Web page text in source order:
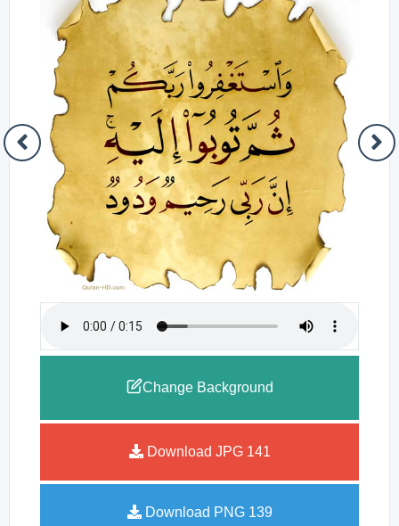
Change Background
Download JPG 141
Download PNG 139